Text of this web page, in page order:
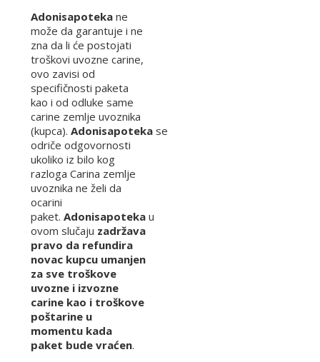
Adonisapoteka ne
može da garantuje i ne
zna da li će postojati
troškovi uvozne carine,
ovo zavisi od
specifičnosti paketa
kao i od odluke same
carine zemlje uvoznika
(kupca). Adonisapoteka se
odriče odgovornosti
ukoliko iz bilo kog
razloga Carina zemlje
uvoznika ne želi da
ocarini
paket. Adonisapoteka u
ovom slučaju zadržava
pravo da refundira
novac kupcu umanjen
za sve troškove
uvozne i izvozne
carine kao i troškove
poštarine u
momentu kada
paket bude vraćen.